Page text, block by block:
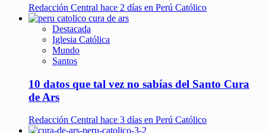
Redacción Central hace 2 días en Perú Católico
Destacada
Iglesia Católica
Mundo
Santos
10 datos que tal vez no sabías del Santo Cura
de Ars
Redacción Central hace 3 días en Perú Católico